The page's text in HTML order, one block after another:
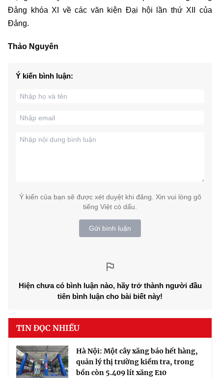
Đảng khóa XI về các văn kiện Đại hội lần thứ XII của
Đảng.
Thảo Nguyên
Ý kiến bình luận:
Ý kiến của bạn sẽ được xét duyệt khi đăng. Xin vui lòng gõ
tiếng Việt có dấu.
Gửi bình luận
Hiện chưa có bình luận nào, hãy trở thành người đầu
tiên bình luận cho bài biết này!
TIN ĐỌC NHIỀU
Hà Nội: Một cây xăng báo hết hàng,
quản lý thị trường kiểm tra, trong
bồn còn 5.409 lít xăng E10